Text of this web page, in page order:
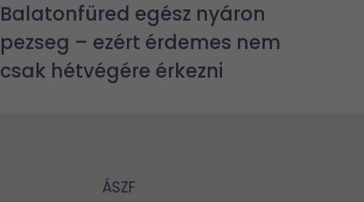
Balatonfüred egész nyáron
pezseg – ezért érdemes nem
csak hétvégére érkezni
ÁSZF